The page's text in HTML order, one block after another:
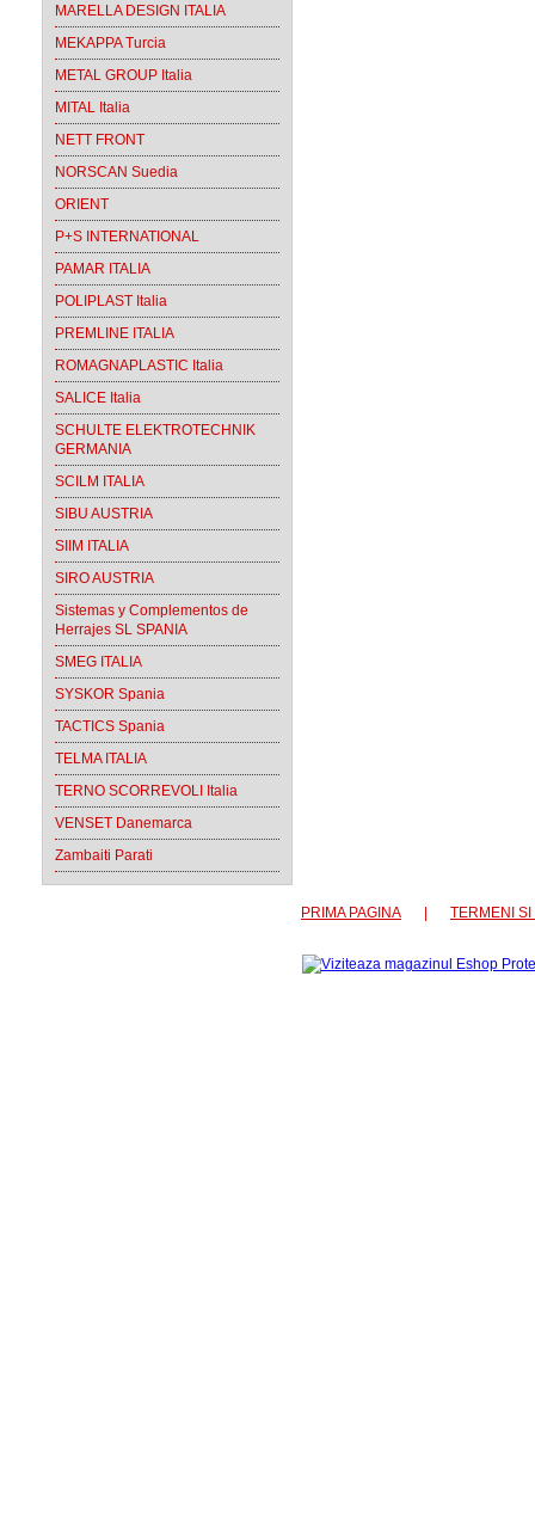
MARELLA DESIGN ITALIA
MEKAPPA Turcia
METAL GROUP Italia
MITAL Italia
NETT FRONT
NORSCAN Suedia
ORIENT
P+S INTERNATIONAL
PAMAR ITALIA
POLIPLAST Italia
PREMLINE ITALIA
ROMAGNAPLASTIC Italia
SALICE Italia
SCHULTE ELEKTROTECHNIK
GERMANIA
SCILM ITALIA
SIBU AUSTRIA
SIIM ITALIA
SIRO AUSTRIA
Sistemas y Complementos de
Herrajes SL SPANIA
SMEG ITALIA
SYSKOR Spania
TACTICS Spania
TELMA ITALIA
TERNO SCORREVOLI Italia
VENSET Danemarca
Zambaiti Parati
PRIMA PAGINA TERMENI SI